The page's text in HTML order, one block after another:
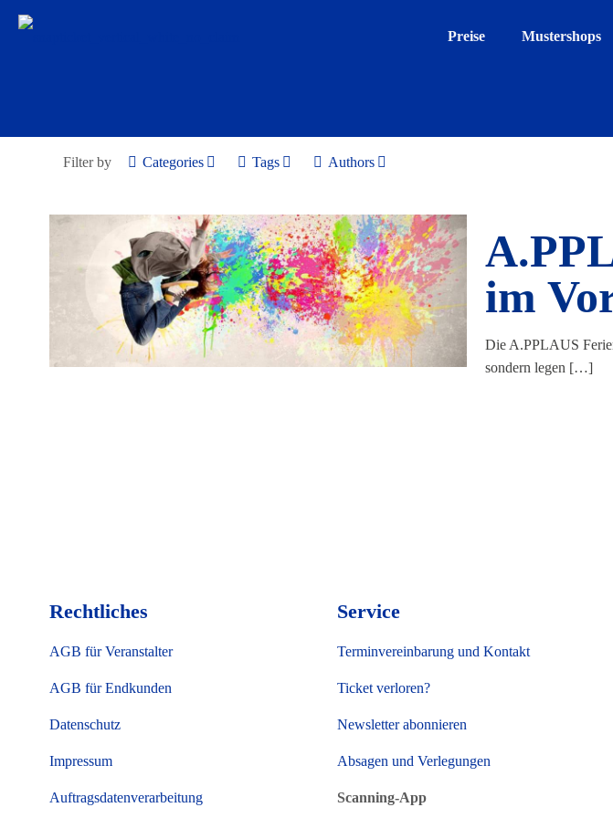
Preise Mustershops
Filter by Categories Tags Authors
im
Die A.PPLAUS
sondern legen […]
Rechtliches
AGB für Veranstalter
AGB für Endkunden
Datenschutz
Impressum
Auftragsdatenverarbeitung
Service
Terminvereinbarung und Kontakt
Ticket verloren?
Newsletter abonnieren
Absagen und Verlegungen
Scanning-App